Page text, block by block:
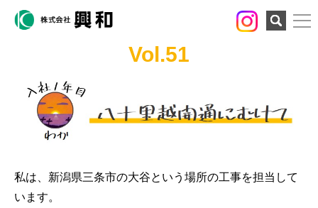
Vol.51
私は、新潟県三条市の大谷という場所の工事を担当して
います。